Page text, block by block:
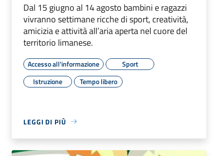
Dal 15 giugno al 14 agosto bambini e ragazzi
vivranno settimane ricche di sport, creatività,
amicizia e attività all’aria aperta nel cuore del
territorio limanese.
Accesso all'informazione
Sport
Istruzione
Tempo libero
LEGGI DI PIÙ